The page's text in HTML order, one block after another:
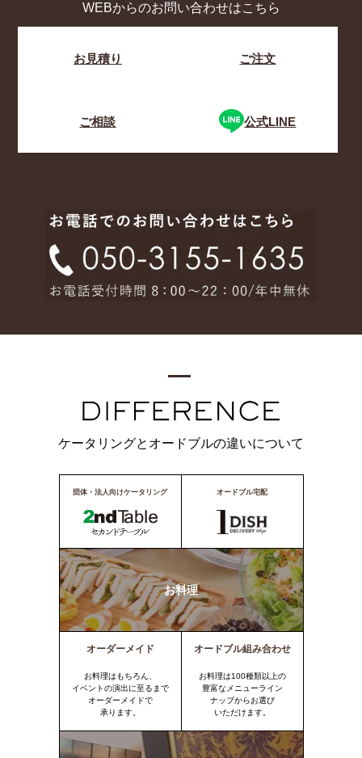
WEBからのお問い合わせはこちら
お見積り ご注文
ご相談 公式LINE
ケータリングとオードブルの違いについて
団体・法人向けケータリング オードブル宅配
お料理
オーダーメイド
お料理はもちろん、
イベントの演出に至るまで
オーダーメイドで
承ります。
オードブル組み合わせ
お料理は100種類以上の
豊富なメニューライン
ナップからお選び
いただけます。